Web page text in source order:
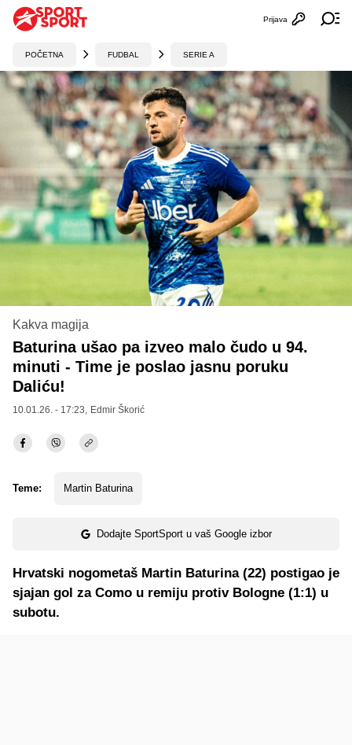
Otvori
Prijava
POČETNA FUDBAL SERIE A
Kakva magija
Baturina ušao pa izveo malo čudo u 94.
minuti - Time je poslao jasnu poruku
Daliću!
10.01.26. - 17:23, Edmir Škorić
Teme: Martin Baturina
Dodajte SportSport u vaš Google izbor
Hrvatski nogometaš Martin Baturina (22) postigao je
sjajan gol za Como u remiju protiv Bologne (1:1) u
subotu.